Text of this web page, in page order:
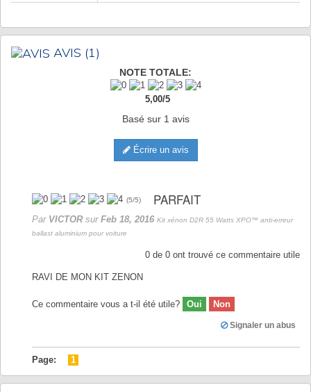
AVIS (1)
NOTE TOTALE:
5,00/5
Basé sur 1 avis
Écrire un avis
(5/5) PARFAIT
Par VICTOR sur Feb 18, 2016 Kit xénon D2R 55 Watts XPO™ anti-erreur
ballast aluminium pour voiture
0 de 0 ont trouvé ce commentaire utile
RAVI DE MON KIT ZENON
Ce commentaire vous a t-il été utile? Oui Non
Signaler un abus
Page: 1